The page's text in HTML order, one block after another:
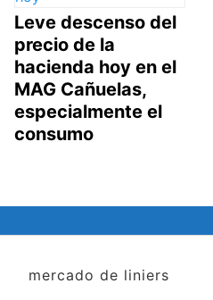
Leve descenso del
precio de la
hacienda hoy en el
MAG Cañuelas,
especialmente el
consumo
mercado de liniers